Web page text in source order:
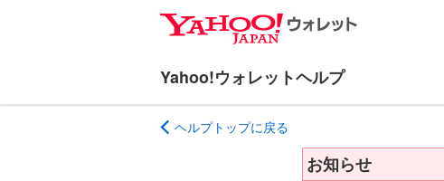
シ
ン
ヘルプトップに戻る
お知らせ